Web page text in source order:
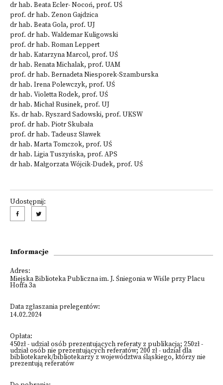
dr hab. Beata Ecler- Nocoń, prof. UŚ
prof. dr hab. Zenon Gajdzica
dr hab. Beata Gola, prof. UJ
prof. dr hab. Waldemar Kuligowski
prof. dr hab. Roman Leppert
dr hab. Katarzyna Marcol, prof. UŚ
dr hab. Renata Michalak, prof. UAM
prof. dr hab. Bernadeta Niesporek-Szamburska
dr hab. Irena Polewczyk, prof. UŚ
dr hab. Violetta Rodek, prof. UŚ
dr hab. Michał Rusinek, prof. UJ
Ks. dr hab. Ryszard Sadowski, prof. UKSW
prof. dr hab. Piotr Skubała
prof. dr hab. Tadeusz Sławek
dr hab. Marta Tomczok, prof. UŚ
dr hab. Ligia Tuszyńska, prof. APS
dr hab. Małgorzata Wójcik-Dudek, prof. UŚ
Udostępnij:
Informacje
Adres:
Miejska Biblioteka Publiczna im. J. Śniegonia w Wiśle przy Placu
Hoffa 3a
Data zgłaszania prelegentów:
14.02.2024
Opłata:
450zł - udział osób prezentujących referaty z publikacją; 250zł -
udział osób nie prezentujących referatów; 200 zł - udział dla
bibliotekarek/bibliotekarzy z województwa śląskiego, którzy nie
prezentują referatów